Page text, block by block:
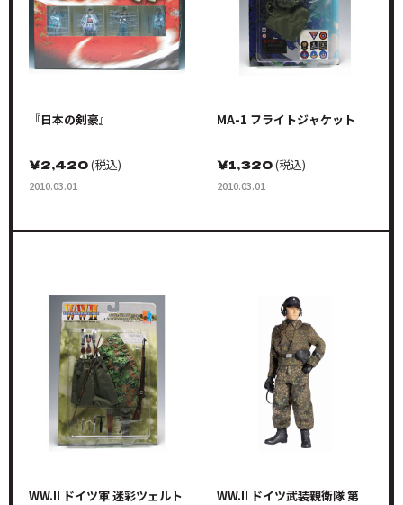
『日本の剣豪』
￥2,420(税込)
2010.03.01
MA-1 フライトジャケット
￥1,320(税込)
2010.03.01
WW.II ドイツ軍 迷彩ツェルト
WW.II ドイツ武装親衛隊 第